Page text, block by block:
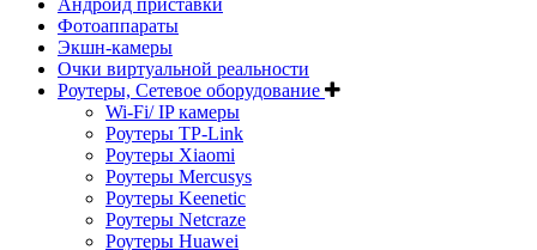
Андроид приставки
Фотоаппараты
Экшн-камеры
Очки виртуальной реальности
Роутеры, Сетевое оборудование
Wi-Fi/ IP камеры
Роутеры TP-Link
Роутеры Xiaomi
Роутеры Mercusys
Роутеры Keenetic
Роутеры Netcraze
Роутеры Huawei